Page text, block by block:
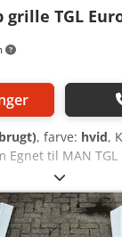
TGL
, farve: hvid,
Egnet til MAN
5 2200